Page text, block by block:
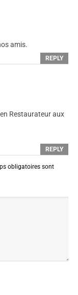
amis.
REPLY
Restaurateur aux
REPLY
obligatoires sont